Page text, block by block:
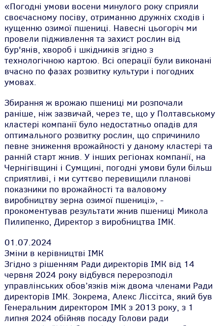
«Погодні умови восени минулого року сприяли
своєчасному посіву, отриманню дружніх сходів і
кущенню озимої пшениці. Навесні цьогоріч ми
провели підживлення та захист рослин від
бур'янів, хвороб і шкідників згідно з
технологічною картою. Всі операції були виконані
вчасно по фазах розвитку культури і погодних
умовах.
Збирання ж врожаю пшениці ми розпочали
раніше, ніж зазвичай, через те, що у Полтавському
кластері компанії було недостатньо опадів для
оптимального розвитку рослин, що спричинило
певне зниження врожайності у даному кластері та
ранній старт жнив. У інших регіонах компанії, на
Чернігівщині і Сумщині, погодні умови були більш
сприятливі, і ми суттєво перевищили планові
показники по врожайності та валовому
виробництву зерна озимої пшениці», -
прокоментував результати жнив пшениці Микола
Пилипенко, Директор з виробництва ІМК.
01.07.2024
Зміни в керівництві IMК
Згідно з рішенням Ради директорів ІМК від 14
червня 2024 року відбувся перерозподіл
управлінських обов’язків між двома членами Ради
директорів ІМК. Зокрема, Алекс Ліссітса, який був
Генеральним директором ІМК з 2013 року, з 1
липня 2024 обійняв посаду Голови ради